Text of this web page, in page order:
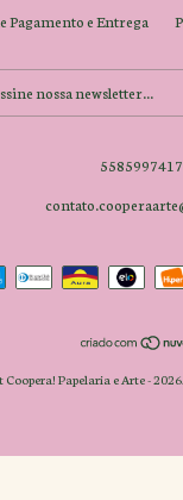
Pagamento e Entrega
Coopera! Papelaria e Arte -